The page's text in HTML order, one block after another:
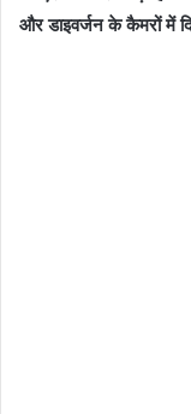
और डाइवर्जन के कैमरों में